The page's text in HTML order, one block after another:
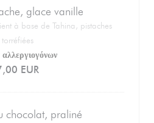
glace vanille
à base de Tahina, pistaches
torréfiées
EUR
chocolat, praliné